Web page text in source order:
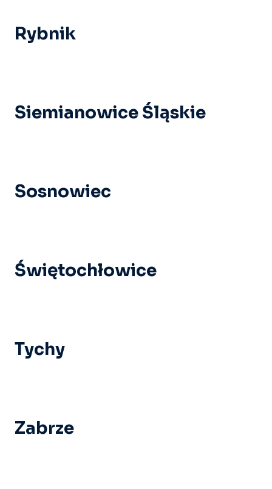
Rybnik
Siemianowice Śląskie
Sosnowiec
Świętochłowice
Tychy
Zabrze